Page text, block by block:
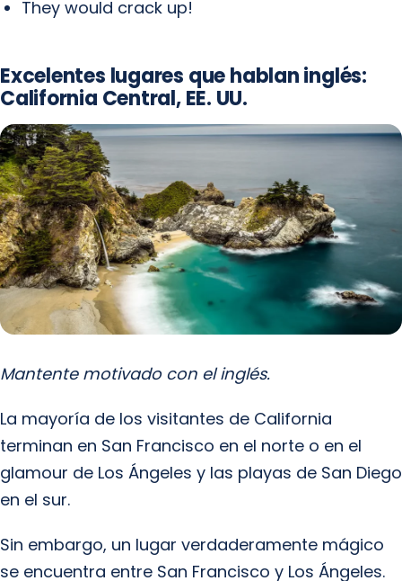
They would crack up!
Excelentes lugares que hablan inglés:
California Central, EE. UU.
Mantente motivado con el inglés.
La mayoría de los visitantes de California
terminan en San Francisco en el norte o en el
glamour de Los Ángeles y las playas de San Diego
en el sur.
Sin embargo, un lugar verdaderamente mágico
se encuentra entre San Francisco y Los Ángeles.